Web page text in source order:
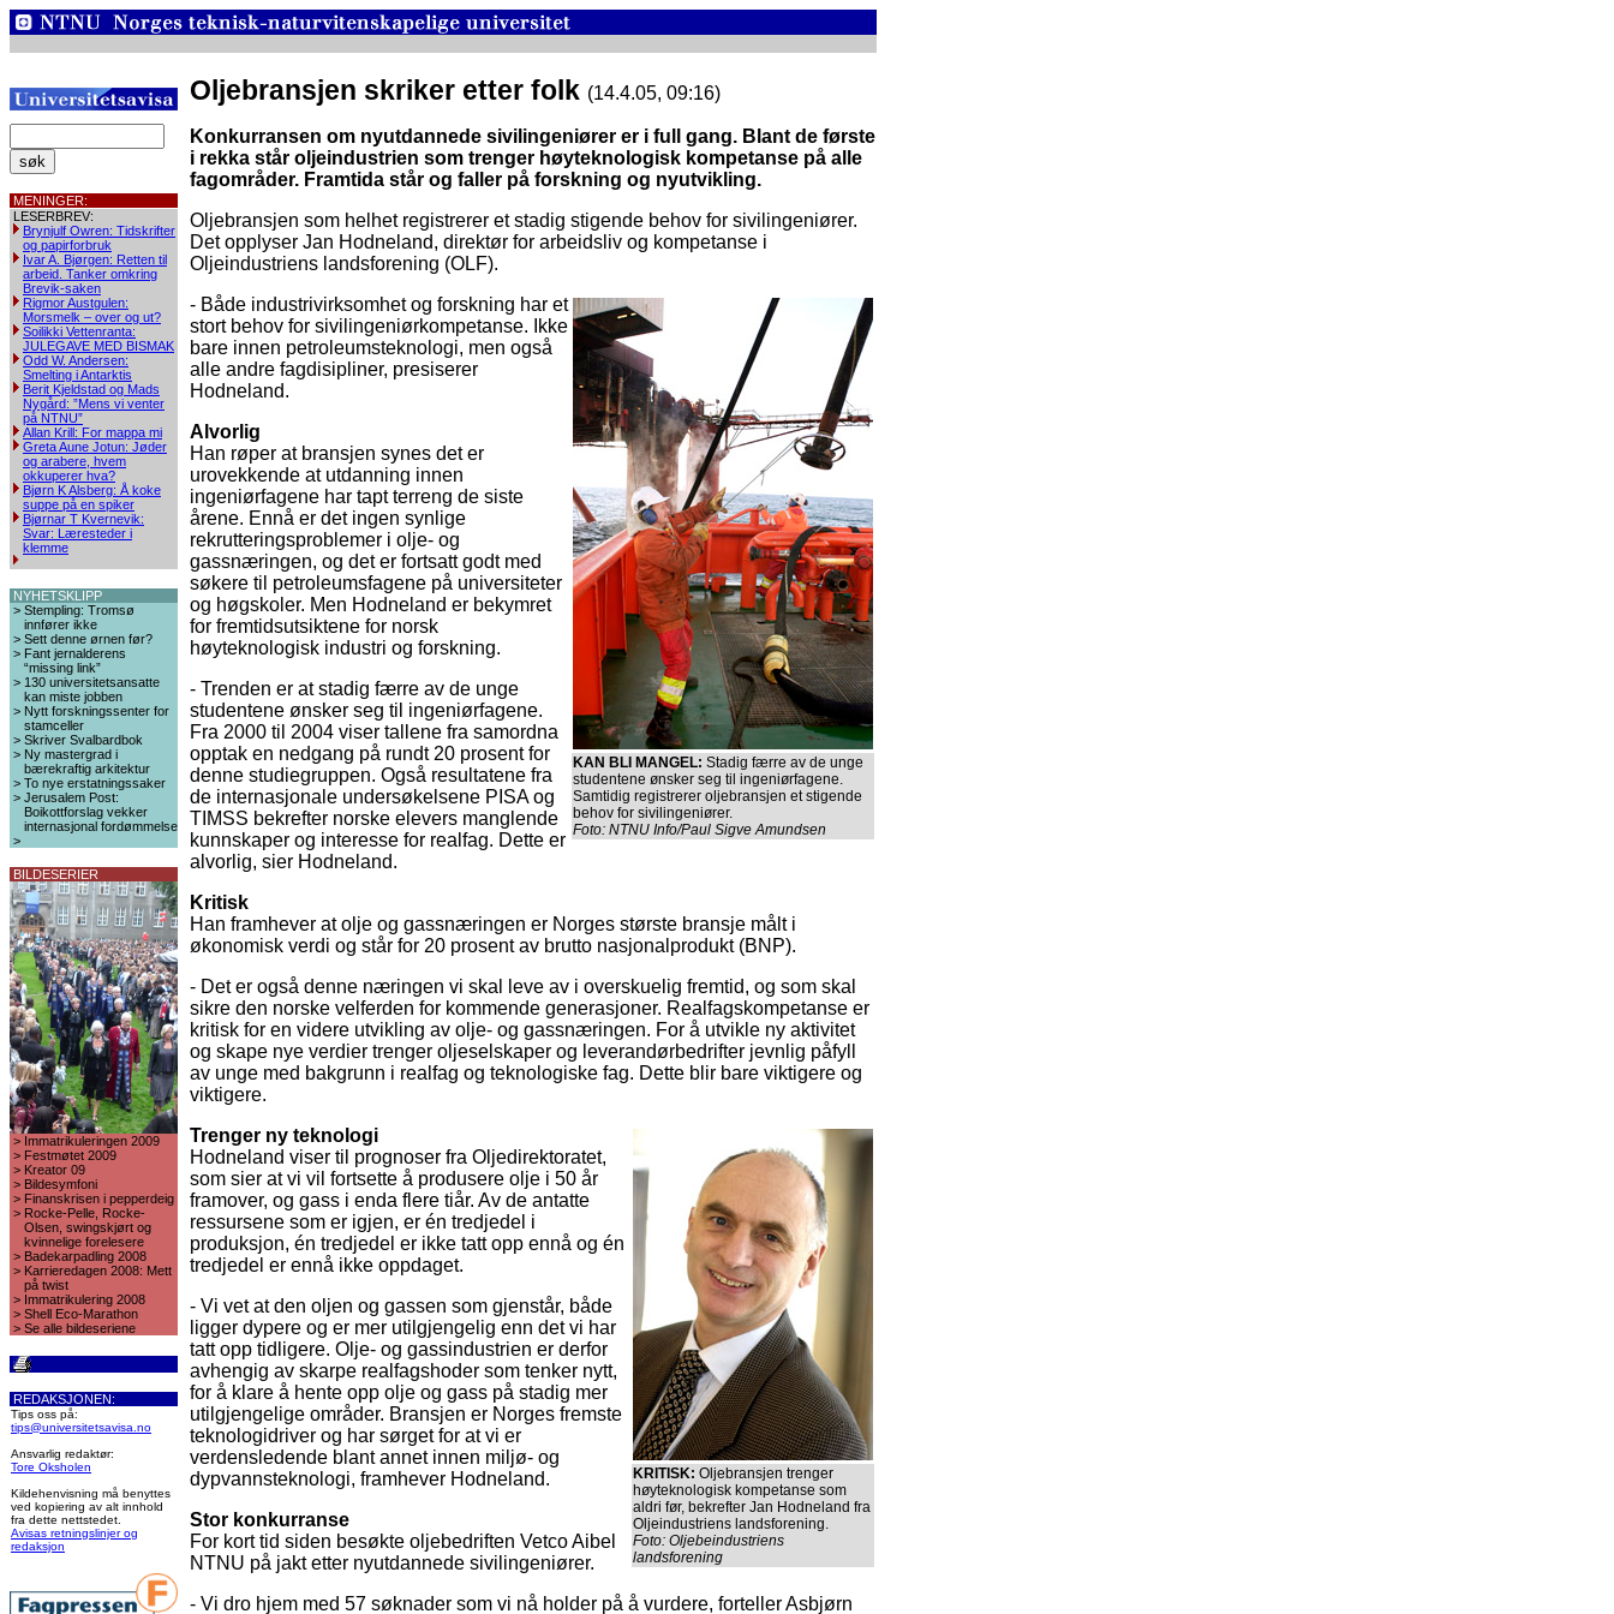
MENINGER:
LESERBREV:
Brynjulf Owren: Tidskrifter
og papirforbruk
Ivar A. Bjørgen: Retten til
arbeid. Tanker omkring
Brevik-saken
Rigmor Austgulen:
Morsmelk – over og ut?
Soilikki Vettenranta:
JULEGAVE MED BISMAK
Odd W. Andersen:
Smelting i Antarktis
Berit Kjeldstad og Mads
Nygård: ”Mens vi venter
på NTNU”
Allan Krill: For mappa mi
Greta Aune Jotun: Jøder
og arabere, hvem
okkuperer hva?
Bjørn K Alsberg: Å koke
suppe på en spiker
Bjørnar T Kvernevik:
Svar: Læresteder i
klemme
NYHETSKLIPP
> Stempling: Tromsø
innfører ikke
> Sett denne ørnen før?
> Fant jernalderens
“missing link”
> 130 universitetsansatte
kan miste jobben
> Nytt forskningssenter for
stamceller
> Skriver Svalbardbok
> Ny mastergrad i
bærekraftig arkitektur
> To nye erstatningssaker
> Jerusalem Post:
Boikottforslag vekker
internasjonal fordømmelse
>
BILDESERIER
> Immatrikuleringen 2009
> Festmøtet 2009
> Kreator 09
> Bildesymfoni
> Finanskrisen i pepperdeig
> Rocke-Pelle, Rocke-
Olsen, swingskjørt og
kvinnelige forelesere
> Badekarpadling 2008
> Karrieredagen 2008: Mett
på twist
> Immatrikulering 2008
> Shell Eco-Marathon
> Se alle bildeseriene
REDAKSJONEN:
Tips oss på:
tips@universitetsavisa.no
Ansvarlig redaktør:
Tore Oksholen
Kildehenvisning må benyttes
ved kopiering av alt innhold
fra dette nettstedet.
Avisas retningslinjer og
redaksjon
Oljebransjen skriker etter folk (14.4.05, 09:16)
Konkurransen om nyutdannede sivilingeniører er i full gang. Blant de første
i rekka står oljeindustrien som trenger høyteknologisk kompetanse på alle
fagområder. Framtida står og faller på forskning og nyutvikling.
Oljebransjen som helhet registrerer et stadig stigende behov for sivilingeniører.
Det opplyser Jan Hodneland, direktør for arbeidsliv og kompetanse i
Oljeindustriens landsforening (OLF).
KAN BLI MANGEL: Stadig færre av de unge
studentene ønsker seg til ingeniørfagene.
Samtidig registrerer oljebransjen et stigende
behov for sivilingeniører.
Foto: NTNU Info/Paul Sigve Amundsen
- Både industrivirksomhet og forskning har et
stort behov for sivilingeniørkompetanse. Ikke
bare innen petroleumsteknologi, men også
alle andre fagdisipliner, presiserer
Hodneland.
Alvorlig
Han røper at bransjen synes det er
urovekkende at utdanning innen
ingeniørfagene har tapt terreng de siste
årene. Ennå er det ingen synlige
rekrutteringsproblemer i olje- og
gassnæringen, og det er fortsatt godt med
søkere til petroleumsfagene på universiteter
og høgskoler. Men Hodneland er bekymret
for fremtidsutsiktene for norsk
høyteknologisk industri og forskning.
- Trenden er at stadig færre av de unge
studentene ønsker seg til ingeniørfagene.
Fra 2000 til 2004 viser tallene fra samordna
opptak en nedgang på rundt 20 prosent for
denne studiegruppen. Også resultatene fra
de internasjonale undersøkelsene PISA og
TIMSS bekrefter norske elevers manglende
kunnskaper og interesse for realfag. Dette er
alvorlig, sier Hodneland.
Kritisk
Han framhever at olje og gassnæringen er Norges største bransje målt i
økonomisk verdi og står for 20 prosent av brutto nasjonalprodukt (BNP).
- Det er også denne næringen vi skal leve av i overskuelig fremtid, og som skal
sikre den norske velferden for kommende generasjoner. Realfagskompetanse er
kritisk for en videre utvikling av olje- og gassnæringen. For å utvikle ny aktivitet
og skape nye verdier trenger oljeselskaper og leverandørbedrifter jevnlig påfyll
av unge med bakgrunn i realfag og teknologiske fag. Dette blir bare viktigere og
viktigere.
KRITISK: Oljebransjen trenger
høyteknologisk kompetanse som
aldri før, bekrefter Jan Hodneland fra
Oljeindustriens landsforening.
Foto: Oljebeindustriens
landsforening
Trenger ny teknologi
Hodneland viser til prognoser fra Oljedirektoratet,
som sier at vi vil fortsette å produsere olje i 50 år
framover, og gass i enda flere tiår. Av de antatte
ressursene som er igjen, er én tredjedel i
produksjon, én tredjedel er ikke tatt opp ennå og én
tredjedel er ennå ikke oppdaget.
- Vi vet at den oljen og gassen som gjenstår, både
ligger dypere og er mer utilgjengelig enn det vi har
tatt opp tidligere. Olje- og gassindustrien er derfor
avhengig av skarpe realfagshoder som tenker nytt,
for å klare å hente opp olje og gass på stadig mer
utilgjengelige områder. Bransjen er Norges fremste
teknologidriver og har sørget for at vi er
verdensledende blant annet innen miljø- og
dypvannsteknologi, framhever Hodneland.
Stor konkurranse
For kort tid siden besøkte oljebedriften Vetco Aibel
NTNU på jakt etter nyutdannede sivilingeniører.
- Vi dro hjem med 57 søknader som vi nå holder på å vurdere, forteller Asbjørn